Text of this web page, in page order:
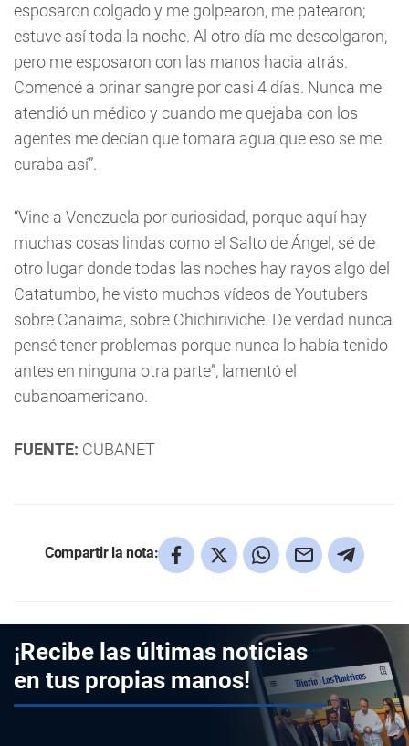
esposaron colgado y me golpearon, me patearon;
estuve así toda la noche. Al otro día me descolgaron,
pero me esposaron con las manos hacia atrás.
Comencé a orinar sangre por casi 4 días. Nunca me
atendió un médico y cuando me quejaba con los
agentes me decían que tomara agua que eso se me
curaba así”.
“Vine a Venezuela por curiosidad, porque aquí hay
muchas cosas lindas como el Salto de Ángel, sé de
otro lugar donde todas las noches hay rayos algo del
Catatumbo, he visto muchos vídeos de Youtubers
sobre Canaima, sobre Chichiriviche. De verdad nunca
pensé tener problemas porque nunca lo había tenido
antes en ninguna otra parte”, lamentó el
cubanoamericano.
FUENTE: CUBANET
Compartir la nota:
¡Recibe las últimas noticias
en tus propias manos!